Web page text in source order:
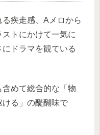
疾走感、Aメロから
トにかけて一気に
ドラマを観ている
めて総合的な「物
る」の醍醐味で